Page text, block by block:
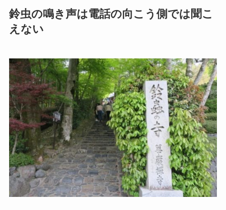
鈴虫の鳴き声は電話の向こう側では聞こ
えない